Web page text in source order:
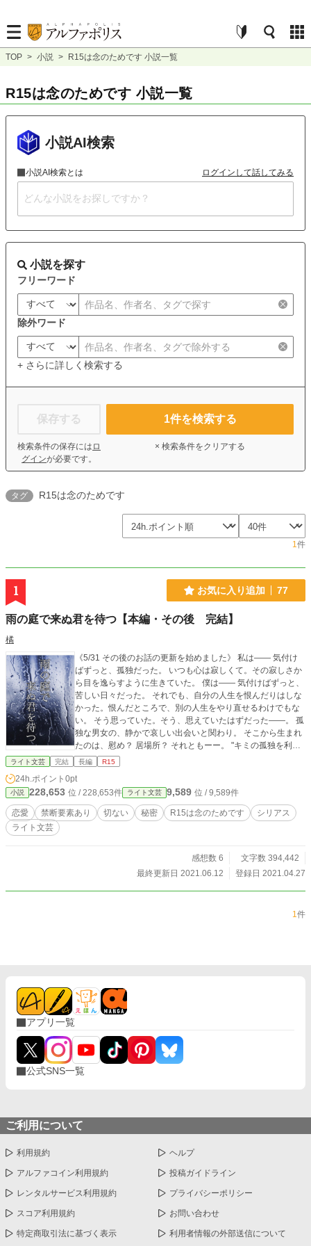
TOP > 小説 > R15は念のためです 小説一覧
R15は念のためです 小説一覧
小説AI検索
小説AI検索とは ログインして話してみる
小説を探す
フリーワード
除外ワード
+ さらに詳しく検索する
保存する
検索条件の保存には ロ
グインが必要です。
1件を検索する
× 検索条件をクリアする
タグ R15は念のためです
1件
1 お気に入り追加 77
雨の庭で来ぬ君を待つ【本編・その後 完結】
橘
《5/31 その後のお話の更新を始めました》 私は―― 気付け
ばずっと、孤独だった。 いつも心は寂しくて。その寂しさか
ら目を逸らすように生きていた。 僕は―― 気付けばずっと、
苦しい日々だった。 それでも、自分の人生を恨んだりはしな
かった。恨んだところで、別の人生をやり直せるわけでもな
い。 そう思っていた。そう、思えていたはずだった――。 孤
独な男女の、静かで哀しい出会いと関わり。 そこから生まれ
たのは、慰め？ 居場所？ それともーー。 "キミの孤独を利用
したんだ" ※注意……暗いです。かつ、禁断要素ありです。
ます。
ライト文芸 完結 長編 R15
24h.ポイント 0pt
小説 228,653 位 / 228,653件 ライト文芸 9,589 位 / 9,589件
恋愛 禁断要素あり 切ない 秘密 R15は念のためです
シリアス
ライト文芸
感想数 6
文字数 394,442
最終更新日 2021.06.12
登録日 2021.04.27
1件
アプリ一覧
公式SNS一覧
ご利用について
利用規約 ヘルプ
アルファコイン利用規約 投稿ガイドライン
レンタルサービス利用規約 プライバシーポリシー
スコア利用規約 お問い合わせ
特定商取引法に基づく表示 利用者情報の外部送信について